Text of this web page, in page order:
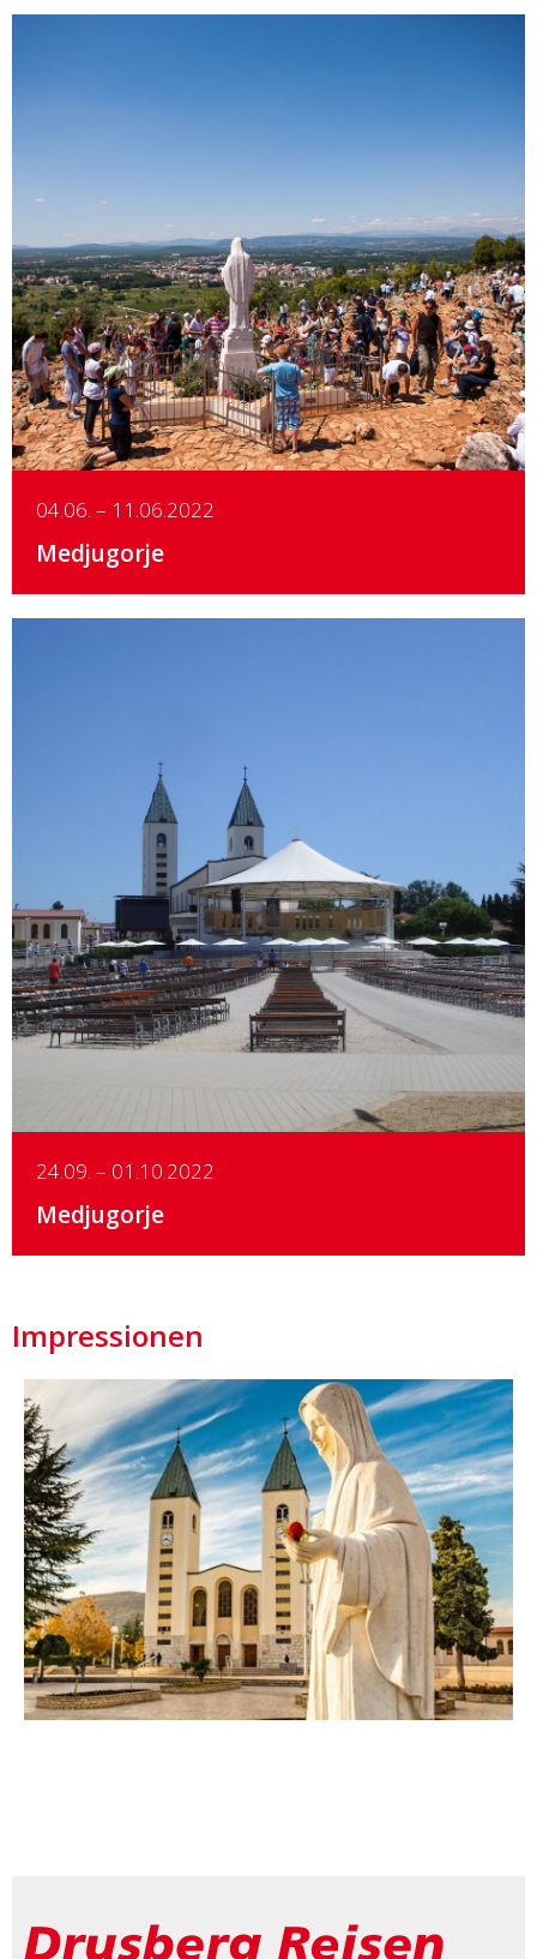
04.06. – 11.06.2022
Medjugorje
Details
24.09. – 01.10.2022
Medjugorje
Details
Impressionen